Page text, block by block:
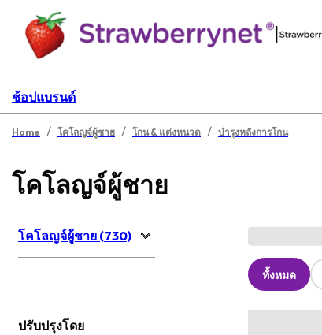
|
ช้อปแบรนด์
Home / โคโลญจ์ผู้ชาย / โกน & แต่งหนวด / บำรุงหลังการโกน
โคโลญจ์ผู้ชาย
โคโลญจ์ผู้ชาย (730)
ปรับปรุงโดย
ทั้งหมด